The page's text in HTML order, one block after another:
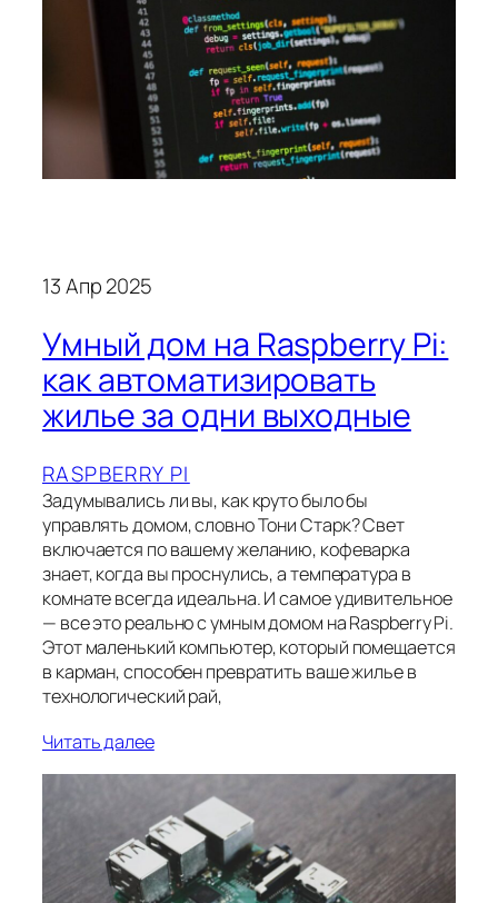
13 Апр 2025
Умный дом на Raspberry Pi:
как автоматизировать
жилье за одни выходные
RASPBERRY PI
Задумывались ли вы, как круто было бы
управлять домом, словно Тони Старк? Свет
включается по вашему желанию, кофеварка
знает, когда вы проснулись, а температура в
комнате всегда идеальна. И самое удивительное
— все это реально с умным домом на Raspberry Pi.
Этот маленький компьютер, который помещается
в карман, способен превратить ваше жилье в
технологический рай,
Читать далее